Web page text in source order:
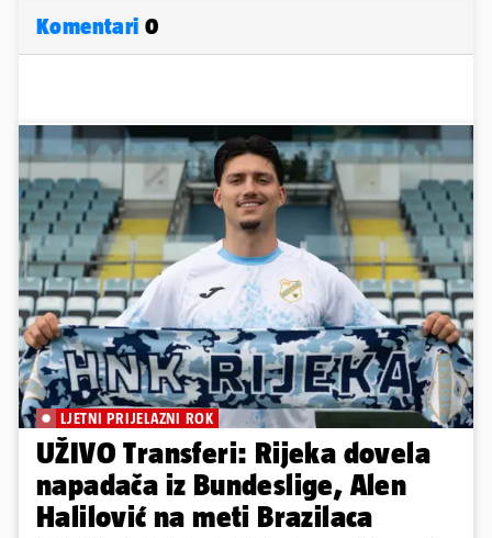
Komentari 0
LJETNI PRIJELAZNI ROK
UŽIVO Transferi: Rijeka dovela
napadača iz Bundeslige, Alen
Halilović na meti Brazilaca